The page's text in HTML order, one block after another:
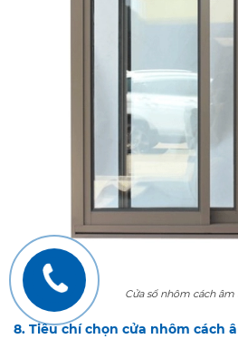
Cửa sổ nhôm cách
8. Tiêu chí chọn cửa nhôm cách